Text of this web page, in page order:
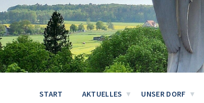
START AKTUELLES UNSER DORF